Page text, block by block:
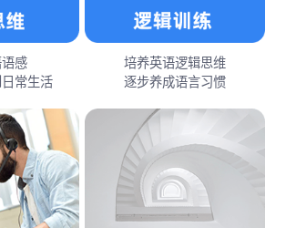
感
常生活
培养英语逻辑思维
逐步养成语言习惯